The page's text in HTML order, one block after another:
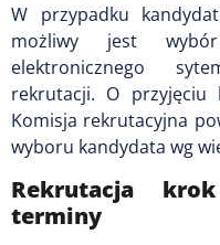
W przypadku
możliwy jest
elektronicznego
rekrutacji. O przyjęciu
Komisja rekrutacyjna
wyboru kandydata wg
Rekrutacja
terminy